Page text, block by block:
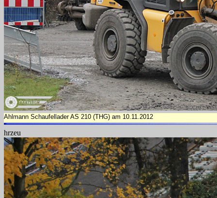
Ahlmann Schaufellader AS 210 (THG) am 10.11.2012
hrzeu